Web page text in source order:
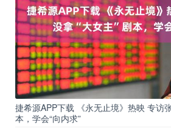
捷希源APP下载 《永无止境》热映 专访
本，学会“向内求”